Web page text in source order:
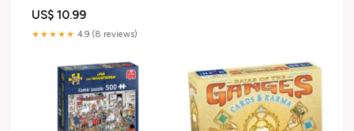
US$ 10.99
★★★★★ 4.9 (8 reviews)